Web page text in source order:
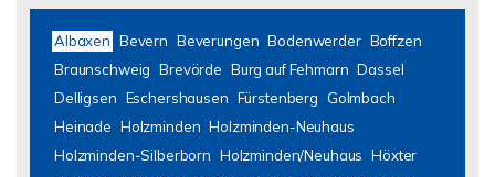
Albaxen Bevern Beverungen Bodenwerder Boffzen
Braunschweig Brevörde Burg auf Fehmarn Dassel
Delligsen Eschershausen Fürstenberg
Golmbach
Heinade Holzminden Holzminden-Neuhaus
Holzminden-Silberborn Holzminden/Neuhaus Höxter